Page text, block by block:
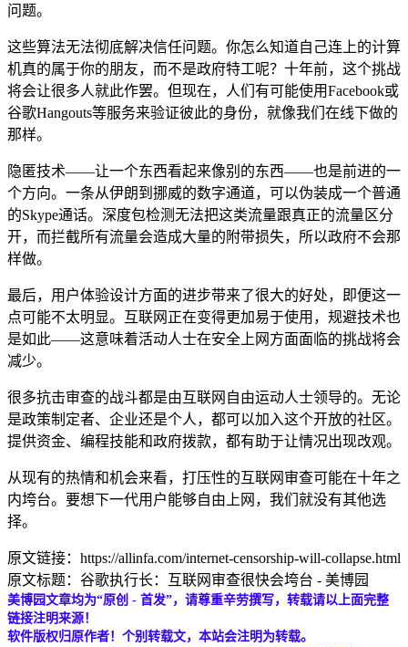
问题。
这些算法无法彻底解决信任问题。你怎么知道自己连上的计算
机真的属于你的朋友，而不是政府特工呢？十年前，这个挑战
将会让很多人就此作罢。但现在，人们有可能使用Facebook或
谷歌Hangouts等服务来验证彼此的身份，就像我们在线下做的
那样。
隐匿技术——让一个东西看起来像别的东西——也是前进的一
个方向。一条从伊朗到挪威的数字通道，可以伪装成一个普通
的Skype通话。深度包检测无法把这类流量跟真正的流量区分
开，而拦截所有流量会造成大量的附带损失，所以政府不会那
样做。
最后，用户体验设计方面的进步带来了很大的好处，即便这一
点可能不太明显。互联网正在变得更加易于使用，规避技术也
是如此——这意味着活动人士在安全上网方面面临的挑战将会
减少。
很多抗击审查的战斗都是由互联网自由运动人士领导的。无论
是政策制定者、企业还是个人，都可以加入这个开放的社区。
提供资金、编程技能和政府拨款，都有助于让情况出现改观。
从现有的热情和机会来看，打压性的互联网审查可能在十年之
内垮台。要想下一代用户能够自由上网，我们就没有其他选
择。
原文链接：https://allinfa.com/internet-censorship-will-collapse.html
原文标题：谷歌执行长：互联网审查很快会垮台 - 美博园
美博园文章均为“原创 - 首发”，请尊重辛劳撰写，转载请以上面完整
链接注明来源！
软件版权归原作者！个别转载文，本站会注明为转载。